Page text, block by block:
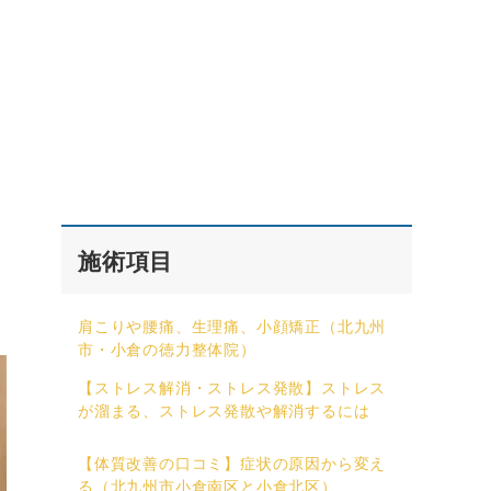
施術項目
肩こりや腰痛、生理痛、小顔矯正（北九州
市・小倉の徳力整体院）
【ストレス解消・ストレス発散】ストレス
が溜まる、ストレス発散や解消するには
【体質改善の口コミ】症状の原因から変え
る（北九州市小倉南区と小倉北区）